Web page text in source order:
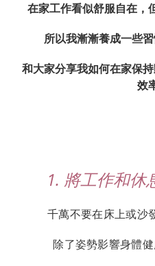
在家工作看似舒服自在，
所以我漸漸養成一些
和大家分享我如何在家保
效
1. 將工作和休
千萬不要在床上或沙
除了姿勢影響身體